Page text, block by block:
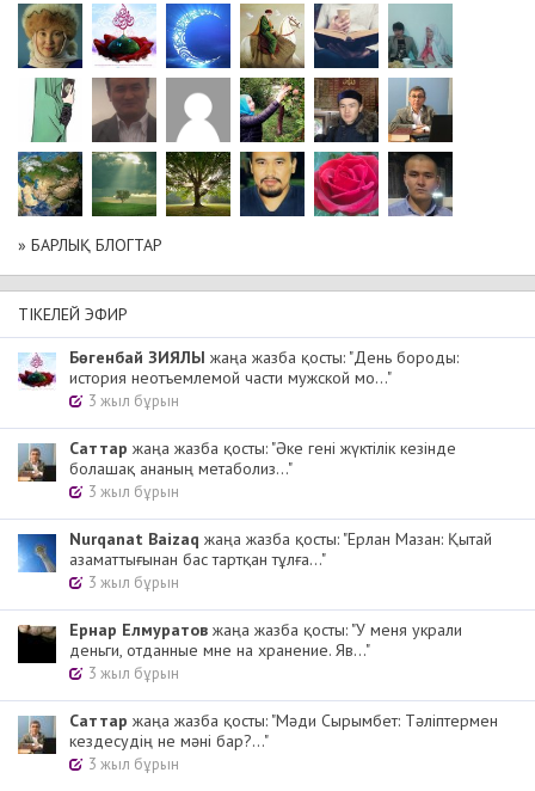
» БАРЛЫҚ БЛОГТАР
ТІКЕЛЕЙ ЭФИР
Бөгенбай ЗИЯЛЫ жаңа жазба қосты: "День бороды:
история неотъемлемой части мужской мо..."
3 жыл бұрын
Cаттар жаңа жазба қосты: "Әке гені жүктілік кезінде
болашақ ананың метаболиз..."
3 жыл бұрын
Nurqanat Baizaq жаңа жазба қосты: "Ерлан Мазан: Қытай
азаматтығынан бас тартқан тұлға..."
3 жыл бұрын
Ернар Елмуратов жаңа жазба қосты: "У меня украли
деньги, отданные мне на хранение. Яв..."
3 жыл бұрын
Cаттар жаңа жазба қосты: "Мәди Сырымбет: Тәліптермен
кездесудің не мәні бар?..."
3 жыл бұрын